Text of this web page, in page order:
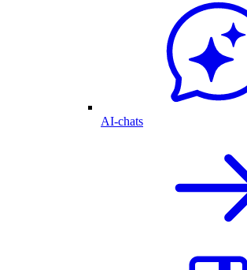
AI-chats